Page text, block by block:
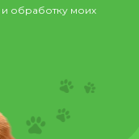
обработку моих